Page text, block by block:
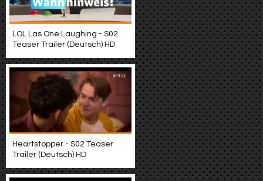
LOL Las One Laughing - S02
Teaser Trailer (Deutsch) HD
Heartstopper - S02 Teaser
Trailer (Deutsch) HD